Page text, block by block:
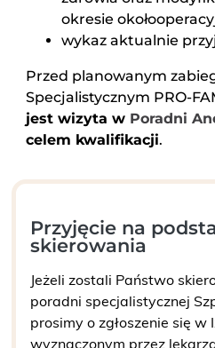
okresie
wykaz aktualnie
Przed planowanym
Specjalistycznym PRO-
jest wizyta w Poradni
celem kwalifikacji.
Przyjęcie na
skierowania
Jeżeli zostali Państwo
poradni specjalistycznej
prosimy o zgłoszenie się
wyznaczonym przez